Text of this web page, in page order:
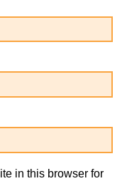
in this browser for